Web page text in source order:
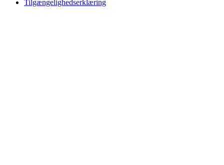
Tilgængelighedserklæring